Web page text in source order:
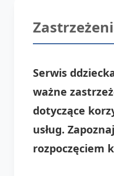
Serwis
ważne
dotyczące
usług.
rozpoczęciem